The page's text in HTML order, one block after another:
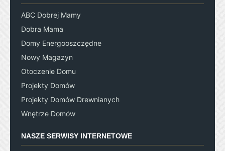
ABC Dobrej Mamy
Dobra Mama
Domy Energooszczędne
Nowy Magazyn
Otoczenie Domu
Projekty Domów
Projekty Domów Drewnianych
Wnętrze Domów
NASZE SERWISY INTERNETOWE